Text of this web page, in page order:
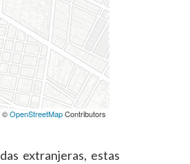
©OpenStreetMapContributors
extranjeras, estas